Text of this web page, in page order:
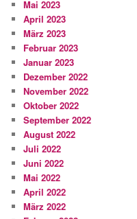
Mai 2023
April 2023
März 2023
Februar 2023
Januar 2023
Dezember 2022
November 2022
Oktober 2022
September 2022
August 2022
Juli 2022
Juni 2022
Mai 2022
April 2022
März 2022